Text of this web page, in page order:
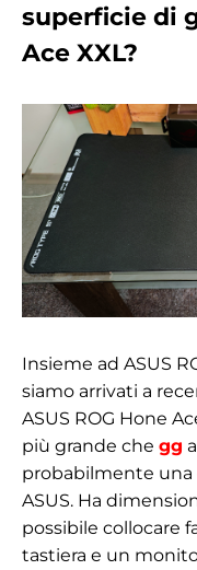
superficie di
Ace XXL?
Insieme ad ASUS
siamo arrivati a
ASUS ROG Hone
più grande che gg
probabilmente una
ASUS. Ha
possibile collocare
tastiera e un